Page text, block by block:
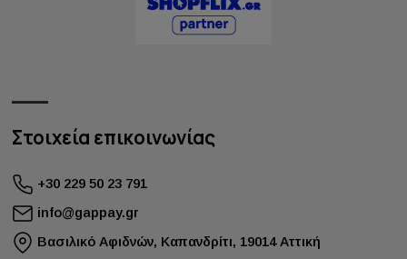
Στοιχεία επικοινωνίας
+30 229 50 23 791
info@gappay.gr
Bασιλικό Αφιδνών, Καπανδρίτι, 19014 Αττική